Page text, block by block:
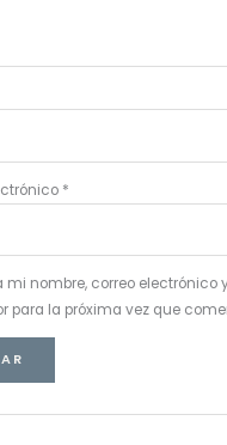
*
mi nombre, correo electrónico
para la próxima vez que